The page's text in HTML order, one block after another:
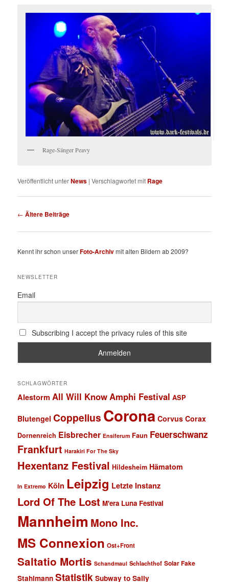
Rage-Sänger Peavy
Veröffentlicht unterNews |Verschlagwortet mit Rage
Beitragsnavigation
← Ältere Beiträge
Kennt ihr schon unserFoto-Archivmit alten Bildern ab 2009?
NEWSLETTER
Email
Subscribing I accept the privacy rules of this site
SCHLAGWÖRTER
Alestorm All Will KnowAmphi Festival ASP
Blutengel Coppelius Corona Corvus Corax
Dornenreich Eisbrecher Ensiferum Faun Feuerschwanz
Frankfurt Harakiri For The Sky
Hexentanz Festival Hildesheim Hämatom
In Extremo Köln Leipzig Letzte Instanz
Lord Of The Lost M'era Luna Festival
Mannheim Mono Inc.
MS Connexion Ost+Front
Saltatio Mortis Schandmaul Schlachthof Solar Fake
Stahlmann Statistik Subway to Sally